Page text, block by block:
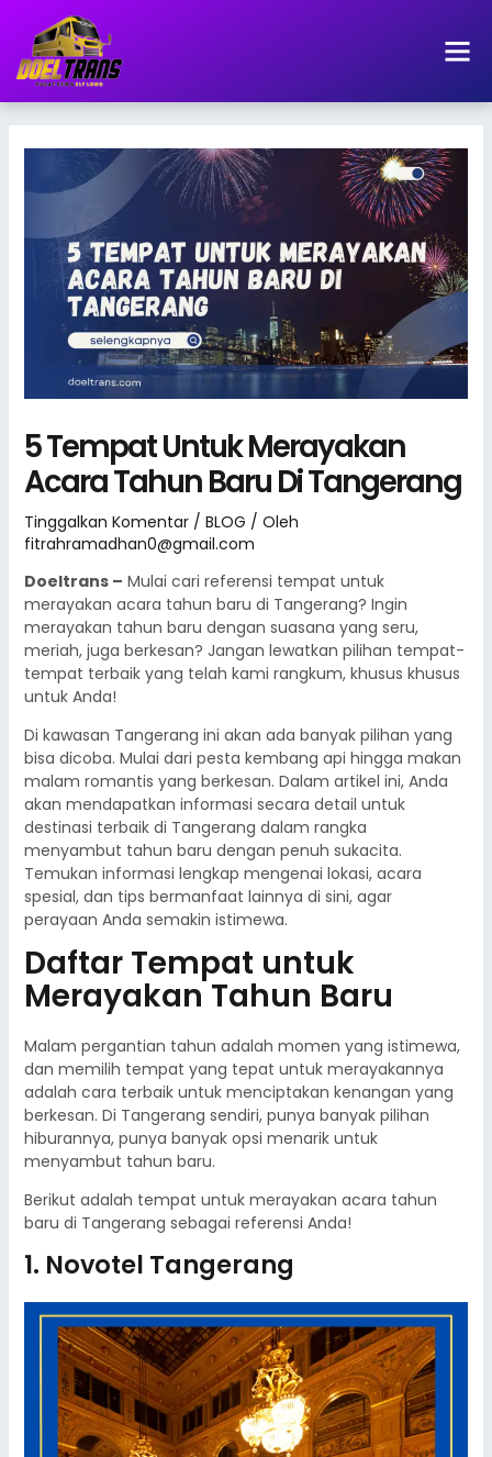
konten
5 Tempat Untuk Merayakan
Acara Tahun Baru Di Tangerang
Tinggalkan Komentar / BLOG / Oleh
fitrahramadhan0@gmail.com
Doeltrans – Mulai cari referensi tempat untuk
merayakan acara tahun baru di Tangerang? Ingin
merayakan tahun baru dengan suasana yang seru,
meriah, juga berkesan? Jangan lewatkan pilihan tempat-
tempat terbaik yang telah kami rangkum, khusus khusus
untuk Anda!
Di kawasan Tangerang ini akan ada banyak pilihan yang
bisa dicoba. Mulai dari pesta kembang api hingga makan
malam romantis yang berkesan. Dalam artikel ini, Anda
akan mendapatkan informasi secara detail untuk
destinasi terbaik di Tangerang dalam rangka
menyambut tahun baru dengan penuh sukacita.
Temukan informasi lengkap mengenai lokasi, acara
spesial, dan tips bermanfaat lainnya di sini, agar
perayaan Anda semakin istimewa.
Daftar Tempat untuk
Merayakan Tahun Baru
Malam pergantian tahun adalah momen yang istimewa,
dan memilih tempat yang tepat untuk merayakannya
adalah cara terbaik untuk menciptakan kenangan yang
berkesan. Di Tangerang sendiri, punya banyak pilihan
hiburannya, punya banyak opsi menarik untuk
menyambut tahun baru.
Berikut adalah tempat untuk merayakan acara tahun
baru di Tangerang sebagai referensi Anda!
1. Novotel Tangerang